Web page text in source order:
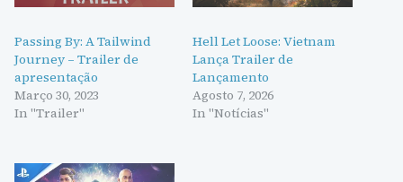
Passing By: A Tailwind
Journey – Trailer de
apresentação
Março 30, 2023
In "Trailer"
Hell Let Loose: Vietnam
Lança Trailer de
Lançamento
Agosto 7, 2026
In "Notícias"